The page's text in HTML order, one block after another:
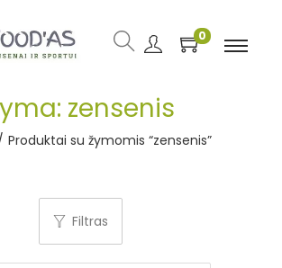
0
zensenis
Produktai su žymomis “zensenis”
Filtras